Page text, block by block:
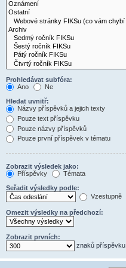
Prohledávat subfóra:
Ano
Ne
Hledat uvnitř:
Názvy příspěvků a jejich texty
Pouze text příspěvku
Pouze názvy příspěvků
Pouze první příspěvek v tématu
Zobrazit výsledek jako:
Příspěvky
Témata
Seřadit výsledky podle:
Vzestupně
Omezit výsledky na předchozí:
Zobrazit prvních:
znaků příspěvku